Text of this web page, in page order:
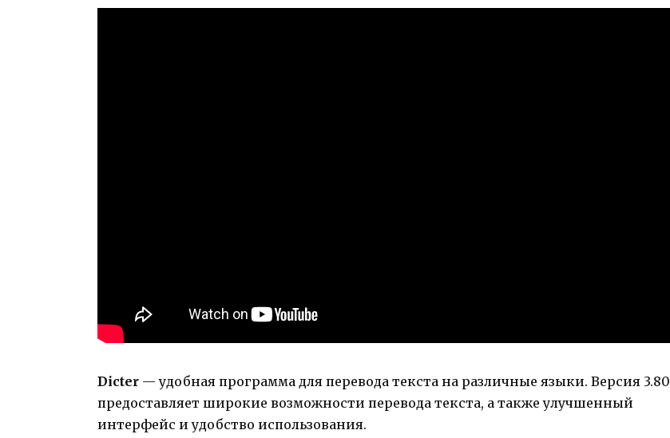
Dicter — удобная программа для перевода текста на различные языки. Версия 3.80
предоставляет широкие возможности перевода текста, а также улучшенный
интерфейс и удобство использования.